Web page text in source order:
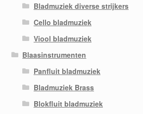
Bladmuziek diverse strijkers
Cello bladmuziek
Viool bladmuziek
Blaasinstrumenten
Panfluit bladmuziek
Bladmuziek Brass
Blokfluit bladmuziek